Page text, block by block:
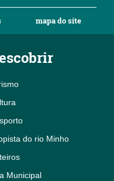
mapa do site
do rio Minho
Municipal